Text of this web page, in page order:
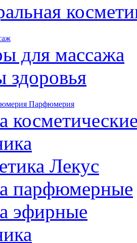
для массажа
Парфюмерия
Лекус
парфюмерные
эфирные